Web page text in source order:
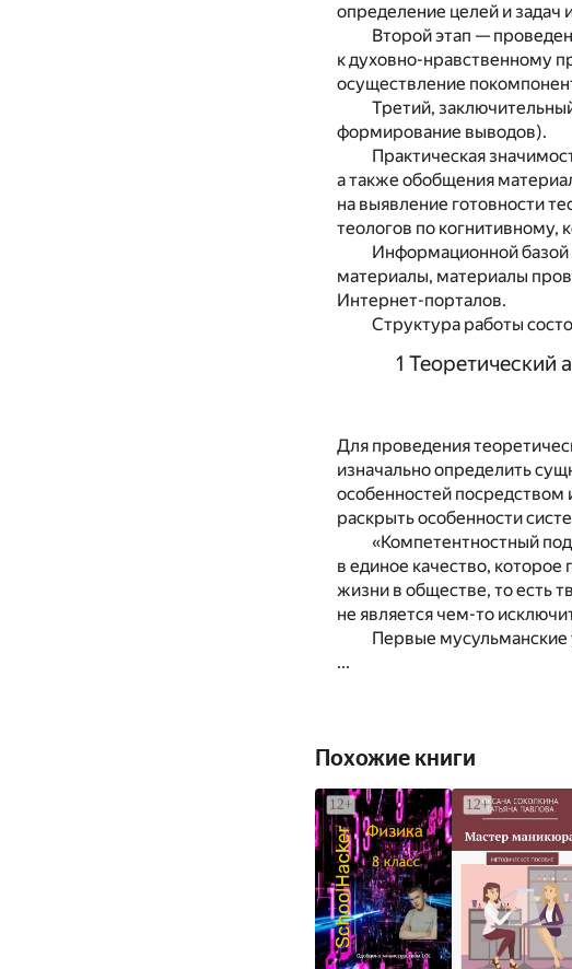
определение целей и задач
Второй этап —
к духовно-нравственному
осуществление
Третий,
формирование выводов).
Практическая
а также обобщения
на выявление готовности
теологов по
Информационной базой
материалы, материалы
Интернет-порталов.
Структура работы
1
Для проведения
изначально определить
особенностей посредством
раскрыть особенности
«Компетентностный
в единое качество,
жизни в обществе, то есть
не является чем-то
Первые мусульманские
...
Похожие книги